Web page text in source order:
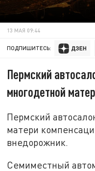
13 МАЯ 09:44
ПОДПИШИТЕСЬ:
Пермский
многодетной
Пермский
матери
внедорожник.
Семиместный